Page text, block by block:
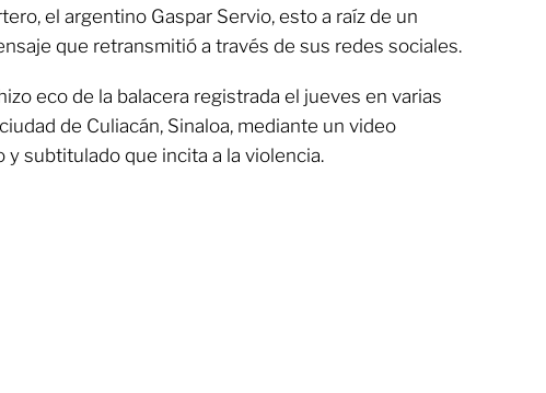
el argentino Gaspar Servio, esto a raíz de un
que retransmitió a través de sus redes sociales.
eco de la balacera registrada el jueves en varias
de Culiacán, Sinaloa, mediante un video
y subtitulado que incita a la violencia.